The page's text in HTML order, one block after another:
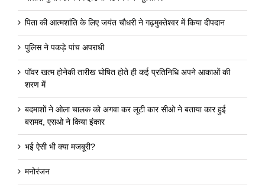
पिता की आत्मशांति के लिए जयंत चौधरी ने गढ़मुक्तेश्वर में किया दीपदान
पुलिस ने पकड़े पांच अपराधी
पॉवर खत्म होनेकी तारीख घोषित होते ही कई प्रतिनिधि अपने आकाओं की
शरण में
बदमाशों ने ओला चालक को अगवा कर लूटी कार सीओ ने बताया कार हुई
बरामद, एसओ ने किया इंकार
भई ऐसी भी क्या मजबूरी?
मनोरंजन